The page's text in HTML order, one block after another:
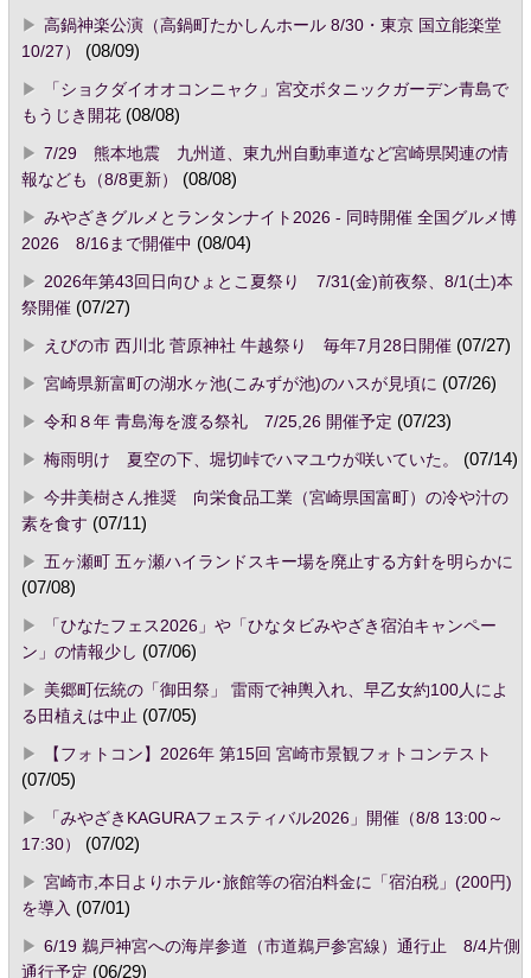
高鍋神楽公演（高鍋町たかしんホール 8/30・東京 国立能楽堂
10/27）
(08/09)
「ショクダイオオコンニャク」宮交ボタニックガーデン青島で
もうじき開花(08/08)
7/29 熊本地震 九州道、東九州自動車道など宮崎県関連の情
報なども（8/8更新）
(08/08)
みやざきグルメとランタンナイト2026 - 同時開催 全国グルメ博
2026 8/16まで開催中 (08/04)
2026年第43回日向ひょとこ夏祭り 7/31(金)前夜祭、8/1(土)本
祭開催(07/27)
えびの市 西川北 菅原神社 牛越祭り 毎年7月28日開催(07/27)
宮崎県新富町の湖水ヶ池(こみずが池)のハスが見頃に (07/26)
令和８年 青島海を渡る祭礼 7/25,26 開催予定 (07/23)
梅雨明け 夏空の下、堀切峠でハマユウが咲いていた。
(07/14)
今井美樹さん推奨 向栄食品工業（宮崎県国富町）の冷や汁の
素を食す (07/11)
五ヶ瀬町 五ヶ瀬ハイランドスキー場を廃止する方針を明らかに
(07/08)
「ひなたフェス2026」や「ひなタビみやざき宿泊キャンペー
ン」の情報少し (07/06)
美郷町伝統の「御田祭」 雷雨で神輿入れ、早乙女約100人によ
る田植えは中止 (07/05)
【フォトコン】2026年 第15回 宮崎市景観フォトコンテスト
(07/05)
「みやざきKAGURAフェスティバル2026」開催（8/8 13:00～
17:30）
(07/02)
宮崎市,本日よりホテル･旅館等の宿泊料金に「宿泊税」(200円)
を導入 (07/01)
6/19 鵜戸神宮への海岸参道（市道鵜戸参宮線）通行止 8/4片側
通行予定 (06/29)